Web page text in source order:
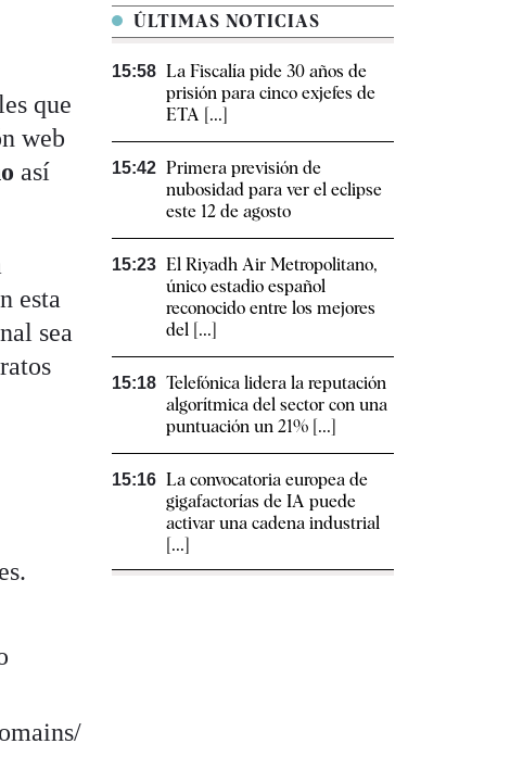
que
web
así
esta
sea
ÚLTIMAS NOTICIAS
15:58 La Fiscalía pide 30 años de
prisión para cinco exjefes de
ETA [...]
15:42 Primera previsión de
nubosidad para ver el eclipse
este 12 de agosto
15:23 El Riyadh Air Metropolitano,
único estadio español
reconocido entre los mejores
del [...]
15:18 Telefónica lidera la reputación
algorítmica del sector con una
puntuación un 21% [...]
15:16 La convocatoria europea de
gigafactorías de IA puede
activar una cadena industrial
[...]